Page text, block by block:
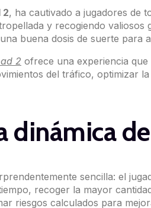
2, ha cautivado a jugadores de
y recogiendo
buena dosis de suerte para
2 ofrece una experiencia
del tráfico, optimizar
dinámica
sencilla: el
recoger la mayor
riesgos calculados para